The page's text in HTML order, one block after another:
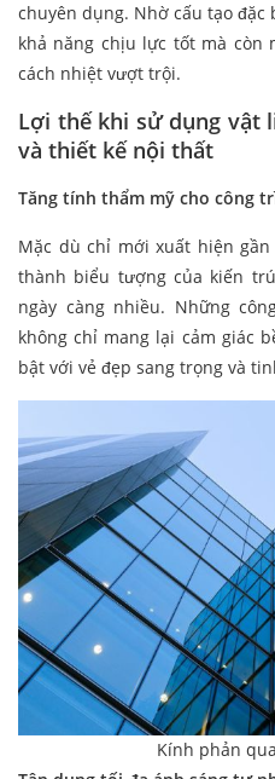
chuyên dụng. Nhờ cấu tạo
khả năng chịu lực tốt mà còn
cách nhiệt vượt trội.
Lợi thế khi sử dụng vật
và thiết kế nội thất
Tăng tính thẩm mỹ cho công
Mặc dù chỉ mới xuất hiện
thành biểu tượng của kiến
ngày càng nhiều. Những
không chỉ mang lại cảm giác
bật với vẻ đẹp sang trọng và
Kính phản